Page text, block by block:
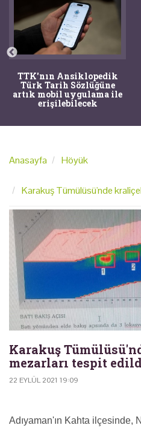
TTK'nın Ansiklopedik
Türk Tarih Sözlüğüne
artık mobil uygulama ile
erişilebilecek
Anasayfa Höyük
Karakuş Tümülüsü'nde
Karakuş
mezarları tespit
22 EYLÜL 2021 19:09
Adıyaman'ın Kahta ilçesinde,